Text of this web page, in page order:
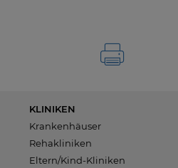
KLINIKEN
Krankenhäuser
Rehakliniken
Eltern/Kind-Kliniken